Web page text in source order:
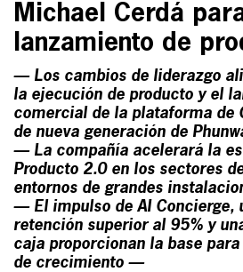
Michael Cerdá
lanzamiento de
— Los cambios de liderazgo
la ejecución de producto y el
comercial de la plataforma de
de nueva generación de
— La compañía acelerará la
Producto 2.0 en los sectores
entornos de grandes
— El impulso de AI Concierge,
retención superior al 95% y
caja proporcionan la base
de crecimiento —